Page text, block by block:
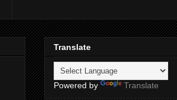
Translate
Powered by Translate